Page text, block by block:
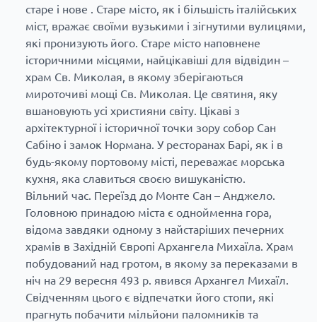
старе і нове . Старе місто, як і більшість італійських
міст, вражає своїми вузькими і зігнутими вулицями,
які пронизують його. Старе місто наповнене
історичними місцями, найцікавіші для відвідин –
храм Св. Миколая, в якому зберігаються
мироточиві мощі Св. Миколая. Це святиня, яку
вшановують усі християни світу. Цікаві з
архітектурної і історичної точки зору собор Сан
Сабіно і замок Нормана. У ресторанах Барі, як і в
будь-якому портовому місті, переважає морська
кухня, яка славиться своєю вишуканістю.
Вільний час. Переїзд до Монте Сан – Анджело.
Головною принадою міста є однойменна гора,
відома завдяки одному з найстаріших печерних
храмів в Західній Європі Архангела Михаїла. Храм
побудований над гротом, в якому за переказами в
ніч на 29 вересня 493 р. явився Архангел Михаїл.
Свідченням цього є відпечатки його стопи, які
прагнуть побачити мільйони паломників та